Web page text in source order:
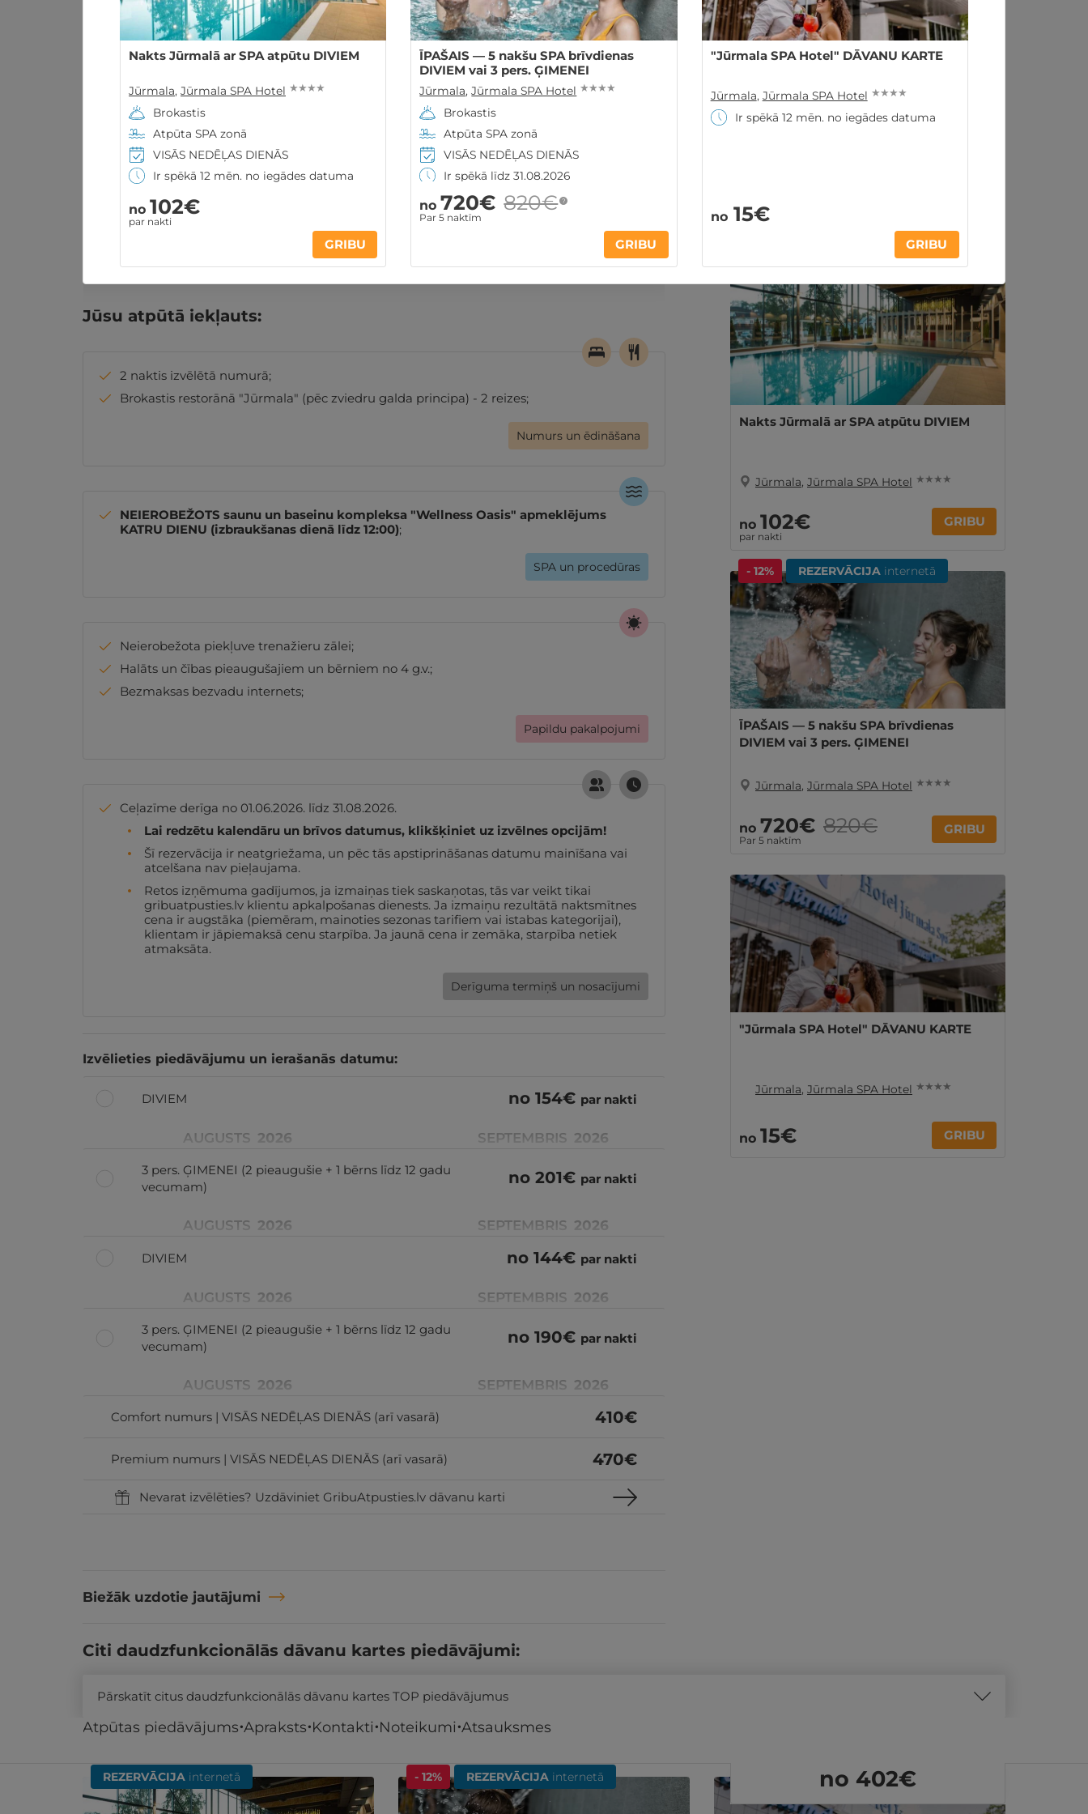
Nakts Jūrmalā ar SPA atpūtu DIVIEM
Jūrmala, Jūrmala SPA Hotel ★ ★ ★ ★
Brokastis
Atpūta SPA zonā
VISĀS NEDĒĻAS DIENĀS
Ir spēkā 12 mēn. no iegādes datuma
no 102€
par nakti
GRIBU
ĪPAŠAIS — 5 nakšu SPA brīvdienas
DIVIEM vai 3 pers. ĢIMENEI
Jūrmala,Jūrmala SPA Hotel ★ ★ ★ ★
Brokastis
Atpūta SPA zonā
VISĀS NEDĒĻAS DIENĀS
Ir spēkā līdz 31.08.2026
no720€
Par 5 naktīm
820€ ?
GRIBU
"Jūrmala SPA Hotel" DĀVANU KARTE
Jūrmala, Jūrmala SPA Hotel ★ ★ ★ ★
Ir spēkā 12 mēn. no iegādes datuma
no 15€
GRIBU
Apraksts Kontakti Atsauksmes
Jūsu atpūtā iekļauts:
2 naktis izvēlētā numurā;
Brokastis restorānā "Jūrmala" (pēc zviedru galda principa) - 2 reizes;
Numurs un ēdināšana
NEIEROBEŽOTS saunu un baseinu kompleksa "Wellness Oasis" apmeklējums
KATRU DIENU (izbraukšanas dienā līdz 12:00);
SPA un procedūras
Neierobežota piekļuve trenažieru zālei;
Halāts un čības pieaugušajiem un bērniem no 4 g.v.;
Bezmaksas bezvadu internets;
Papildu pakalpojumi
Ceļazīme derīga no 01.06.2026. līdz 31.08.2026.
Lai redzētu kalendāru un brīvos datumus, klikšķiniet uz izvēlnes opcijām!
Šī rezervācija ir neatgriežama, un pēc tās apstiprināšanas datumu mainīšana vai
atcelšana nav pieļaujama.
Retos izņēmuma gadījumos, ja izmaiņas tiek saskaņotas, tās var veikt tikai
gribuatpusties.lv klientu apkalpošanas dienests. Ja izmaiņu rezultātā naktsmītnes
cena ir augstāka (piemēram, mainoties sezonas tarifiem vai istabas kategorijai),
klientam ir jāpiemaksā cenu starpība. Ja jaunā cena ir zemāka, starpība netiek
atmaksāta.
Derīguma termiņš un nosacījumi
Izvēlieties piedāvājumu un ierašanās datumu:
DIVIEM no 154€ par nakti
AUGUSTS 2026 SEPTEMBRIS 2026
3 pers. ĢIMENEI (2 pieaugušie + 1 bērns līdz 12 gadu
vecumam)
no 201€ par nakti
AUGUSTS 2026 SEPTEMBRIS 2026
DIVIEM no 144€ par nakti
AUGUSTS 2026 SEPTEMBRIS 2026
3 pers. ĢIMENEI (2 pieaugušie + 1 bērns līdz 12 gadu
vecumam)
no 190€ par nakti
AUGUSTS 2026 SEPTEMBRIS 2026
Comfort numurs | VISĀS NEDĒĻAS DIENĀS (arī vasarā) 410€
Premium numurs | VISĀS NEDĒĻAS DIENĀS (arī vasarā) 470€
Nevarat izvēlēties? Uzdāviniet GribuAtpusties.lv dāvanu karti
Biežāk uzdotie jautājumi
Atpūtas piedāvājums Apraksts Kontakti Noteikumi Atsauksmes
no 402€
Līdzīgi atpūtas piedāvājumi:
REZERVĀCIJAinternetā
Nakts Jūrmalā ar SPA atpūtu DIVIEM
Jūrmala, Jūrmala SPA Hotel ★ ★ ★ ★
no 102€
par nakti
GRIBU
- 12% REZERVĀCIJA internetā
ĪPAŠAIS — 5 nakšu SPA brīvdienas
DIVIEM vai 3 pers. ĢIMENEI
Jūrmala, Jūrmala SPA Hotel ★ ★ ★ ★
no 720€
Par 5 naktīm
820€ GRIBU
"Jūrmala SPA Hotel" DĀVANU KARTE
Jūrmala, Jūrmala SPA Hotel ★ ★ ★ ★
no 15€ GRIBU
Citi daudzfunkcionālās dāvanu kartes piedāvājumi:
Pārskatīt citus daudzfunkcionālās dāvanu kartes TOP piedāvājumus
REZERVĀCIJA internetā - 12% REZERVĀCIJA internetā